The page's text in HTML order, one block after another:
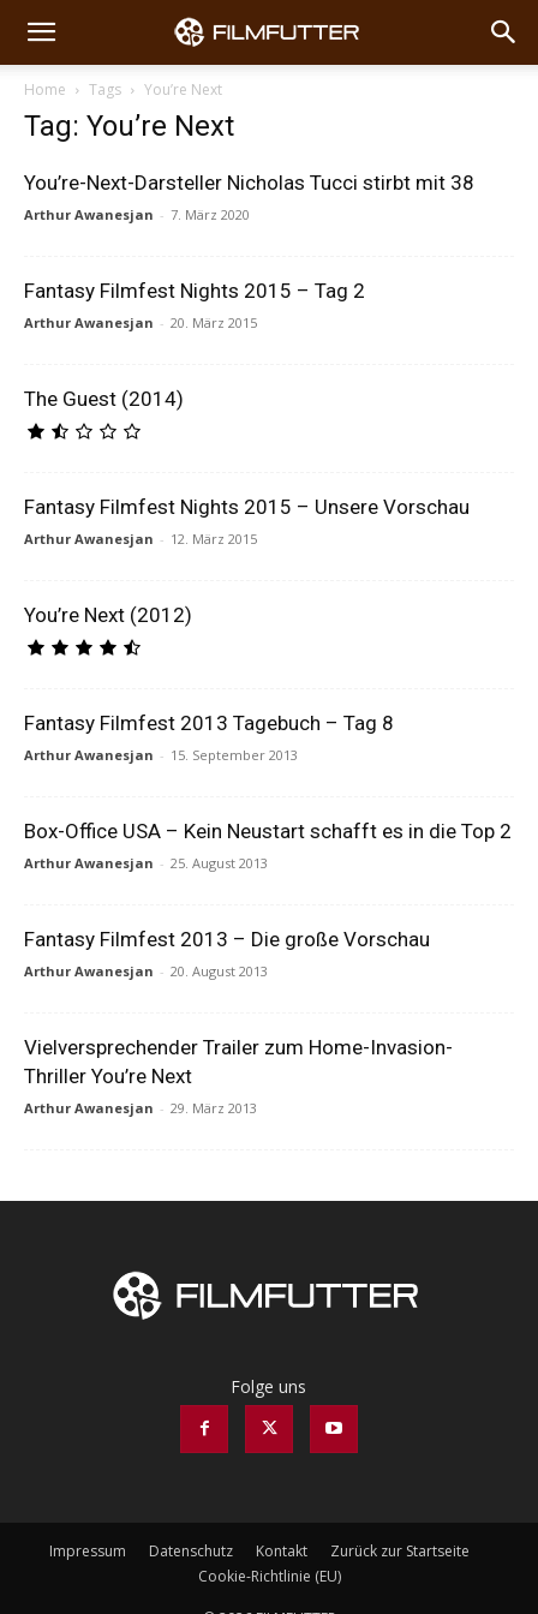
Home Tags You’re Next
Tag: You’re Next
You’re-Next-Darsteller Nicholas Tucci stirbt mit 38
Arthur Awanesjan - 7. März 2020
Fantasy Filmfest Nights 2015 – Tag 2
Arthur Awanesjan - 20. März 2015
The Guest (2014)
Fantasy Filmfest Nights 2015 – Unsere Vorschau
Arthur Awanesjan - 12. März 2015
You’re Next (2012)
Fantasy Filmfest 2013 Tagebuch – Tag 8
Arthur Awanesjan - 15. September 2013
Box-Office USA – Kein Neustart schafft es in die Top 2
Arthur Awanesjan - 25. August 2013
Fantasy Filmfest 2013 – Die große Vorschau
Arthur Awanesjan - 20. August 2013
Vielversprechender Trailer zum Home-Invasion-
Thriller You’re Next
Arthur Awanesjan - 29. März 2013
Folge uns
Impressum Datenschutz Kontakt
Zurück zur Startseite
Cookie-Richtlinie (EU)